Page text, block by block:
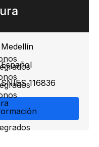
Medellín
Español
SNIES 116836